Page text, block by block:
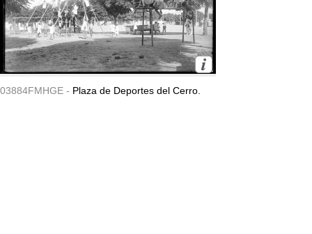
03884FMHGE - Plaza de Deportes del Cerro.